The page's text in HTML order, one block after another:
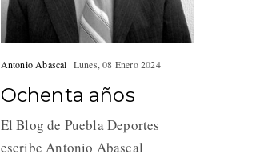
Antonio Abascal Lunes, 08 Enero 2024
Ochenta años
El Blog de Puebla Deportes
escribe Antonio Abascal